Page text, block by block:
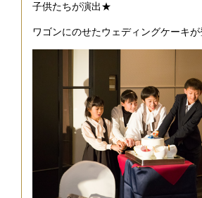
子供たちが演出★
ワゴンにのせたウェディングケーキ